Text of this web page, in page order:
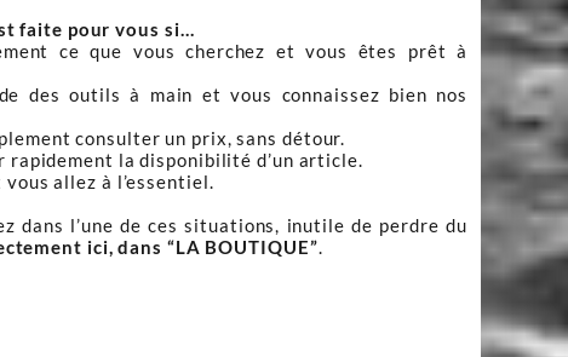
faite pour vous si…
ce que vous cherchez et vous êtes prêt à
des outils à main et vous connaissez bien nos
consulter un prix, sans détour.
rapidement la disponibilité d’un article.
allez à l’essentiel.
dans l’une de ces situations, inutile de perdre du
ici, dans “LA BOUTIQUE”.